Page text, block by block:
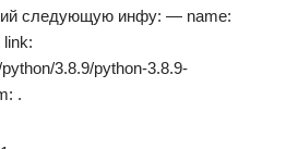
следующую инфу: — name:
link:
3.8.9/python-3.8.9-
.